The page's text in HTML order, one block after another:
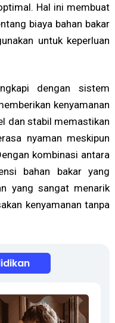
Hal ini membuat
biaya bahan bakar
untuk keperluan
dengan sistem
kenyamanan
dan stabil memastikan
nyaman meskipun
kombinasi antara
bahan bakar yang
yang sangat menarik
kenyamanan tanpa